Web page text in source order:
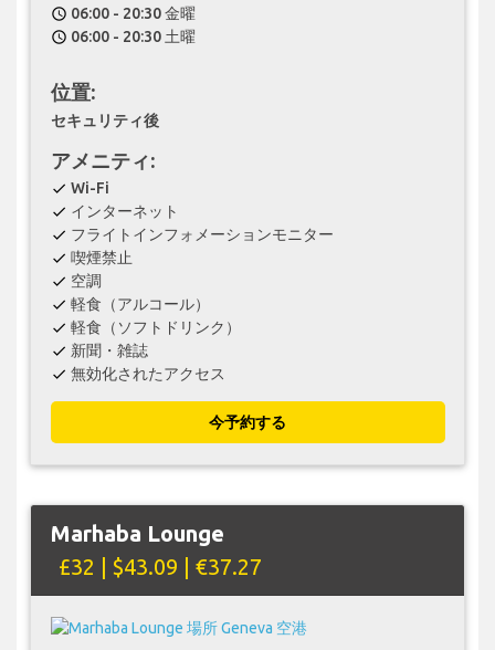
schedule 06:00 - 20:30 金曜
schedule 06:00 - 20:30 土曜
位置:
セキュリティ後
アメニティ:
check Wi-Fi
check インターネット
check フライトインフォメーションモニター
check 喫煙禁止
check 空調
check 軽食（アルコール）
check 軽食（ソフトドリンク）
check 新聞・雑誌
check 無効化されたアクセス
今予約する
Marhaba Lounge
£32 | $43.09 | €37.27